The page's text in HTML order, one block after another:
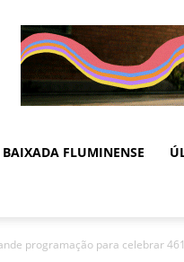
FLUMINENSE
programação para celebrar